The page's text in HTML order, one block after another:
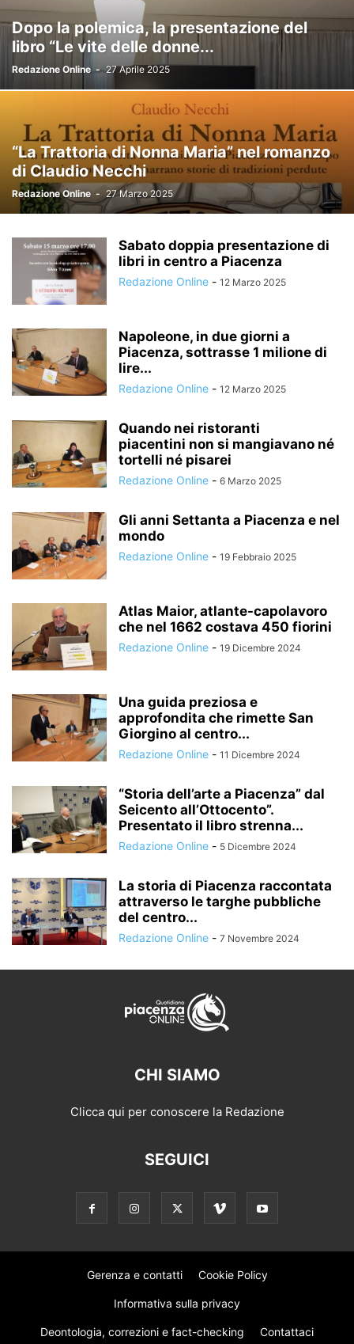
Dopo la polemica, la presentazione del
libro “Le vite delle donne...
Redazione Online - 27 Aprile 2025
“La Trattoria di Nonna Maria” nel romanzo
di Claudio Necchi
Redazione Online - 27 Marzo 2025
Sabato doppia presentazione di
libri in centro a Piacenza
Redazione Online - 12 Marzo 2025
Napoleone, in due giorni a
Piacenza, sottrasse 1 milione di
lire...
Redazione Online - 12 Marzo 2025
Quando nei ristoranti
piacentini non si mangiavano né
tortelli né pisarei
Redazione Online - 6 Marzo 2025
Gli anni Settanta a Piacenza e nel
mondo
Redazione Online - 19 Febbraio 2025
Atlas Maior, atlante-capolavoro
che nel 1662 costava 450 fiorini
Redazione Online - 19 Dicembre 2024
Una guida preziosa e
approfondita che rimette San
Giorgino al centro...
Redazione Online - 11 Dicembre 2024
“Storia dell’arte a Piacenza” dal
Seicento all’Ottocento”.
Presentato il libro strenna...
Redazione Online - 5 Dicembre 2024
La storia di Piacenza raccontata
attraverso le targhe pubbliche
del centro...
Redazione Online - 7 Novembre 2024
CHI SIAMO
Clicca qui per conoscere la Redazione
SEGUICI
Gerenza e contatti Cookie Policy
Informativa sulla privacy
Deontologia, correzioni e fact-checking Contattaci